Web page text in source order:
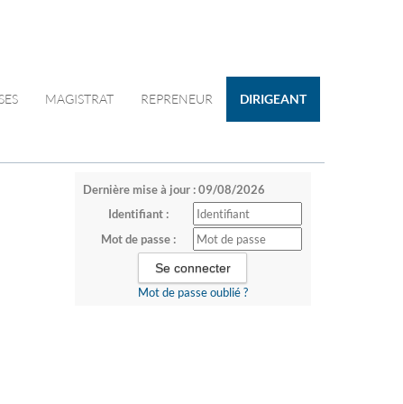
MAGISTRAT REPRENEUR DIRIGEANT
Dernière mise à jour : 09/08/2026
Identifiant :
Mot de passe :
Mot de passe oublié ?